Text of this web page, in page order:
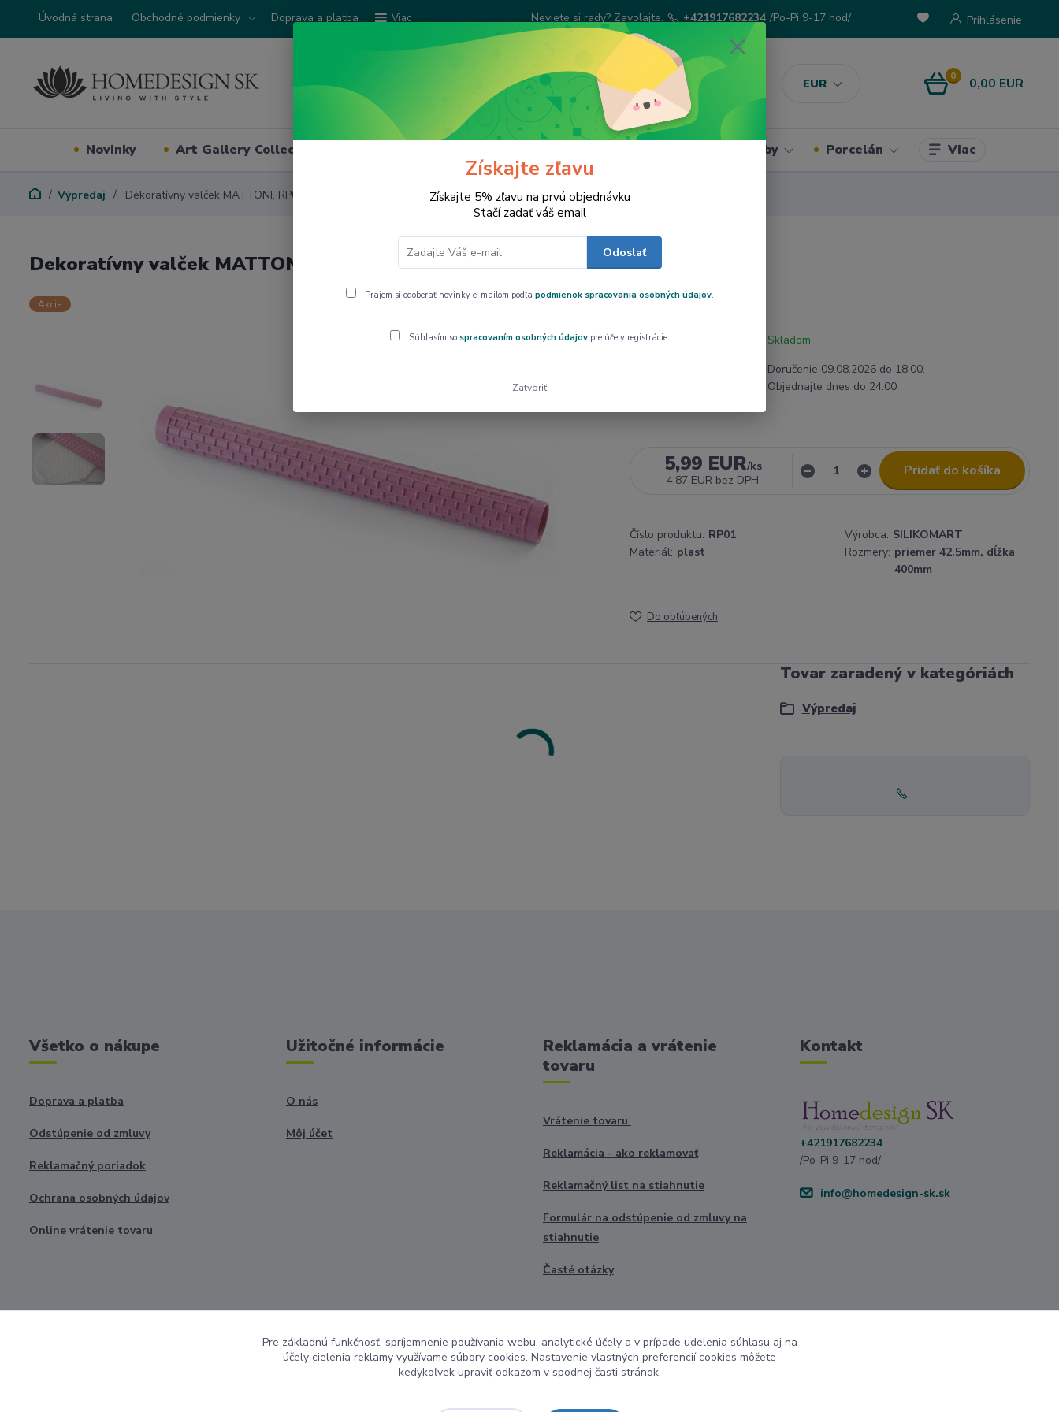
Úvodná strana Obchodné podmienky Doprava a platba Viac
EUR
Prihlásenie
Neviete si rady? Zavolajte. +421917682234 /Po-Pi 9-17 hod/
0 0,00 EUR
Novinky Art Gallery Collection Kuchynske potreby Porcelán Viac
Výpredaj Dekoratívny valček MATTONI, RP01
Dekoratívny valček MATTONI, RP01
Akcia
Dostupnosť
Skladom
Doručenie 09.08.2026 do 18:00.
Objednajte dnes do 24:00
5,99 EUR/ks
4,87 EUR bez DPH
Pridať do košíka
Číslo produktu: RP01 Výrobca: SILIKOMART
Materiál: plast Rozmery: priemer 42,5mm, dĺžka
400mm
Do obľúbených
Tovar zaradený v kategóriách
Výpredaj
Všetko o nákupe
Doprava a platba
Odstúpenie od zmluvy
Reklamačný poriadok
Ochrana osobných údajov
Online vrátenie tovaru
Užitočné informácie
O nás
Môj účet
Reklamácia a vrátenie
tovaru
Vrátenie tovaru
Reklamácia - ako reklamovať
Reklamačný list na stiahnutie
Formulár na odstúpenie od zmluvy na
stiahnutie
Časté otázky
Kontakt
+421917682234
/Po-Pi 9-17 hod/
info@homedesign-sk.sk
Získajte zľavu
Získajte 5% zľavu na prvú objednávku
Stačí zadať váš email
Odoslať
Prajem si odoberať novinky e-mailom podľa podmienok spracovania osobných údajov.
Súhlasím so spracovaním osobných údajovpre účely registrácie.
Zatvoriť
Pre základnú funkčnosť, spríjemnenie používania webu, analytické účely a v prípade udelenia súhlasu aj na
účely cielenia reklamy využívame súbory cookies. Nastavenie vlastných preferencií cookies môžete
kedykoľvek upraviť odkazom v spodnej časti stránok.